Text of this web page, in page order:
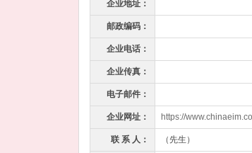
企业地址：
邮政编码：
企业电话：
企业传真：
电子邮件：
企业网址： https://
联 系 人： （先生）